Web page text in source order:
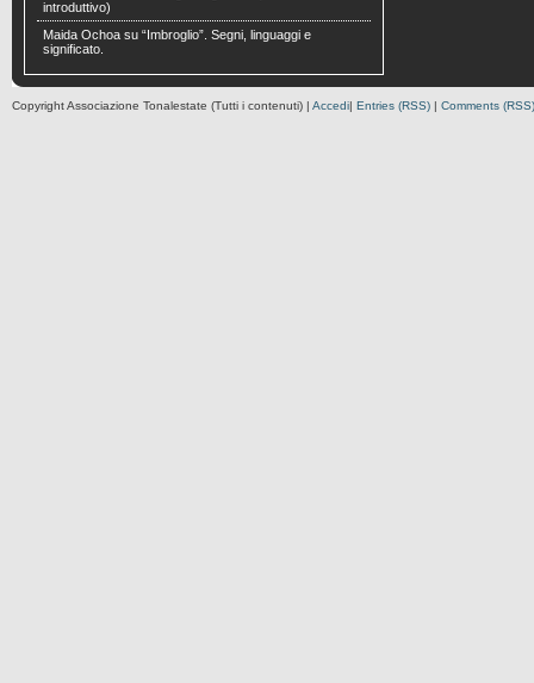
introduttivo)
Maida Ochoa su “Imbroglio”. Segni, linguaggi e
significato.
Copyright Associazione Tonalestate (Tutti i contenuti) | Accedi| Entries (RSS) | Comments (RSS)